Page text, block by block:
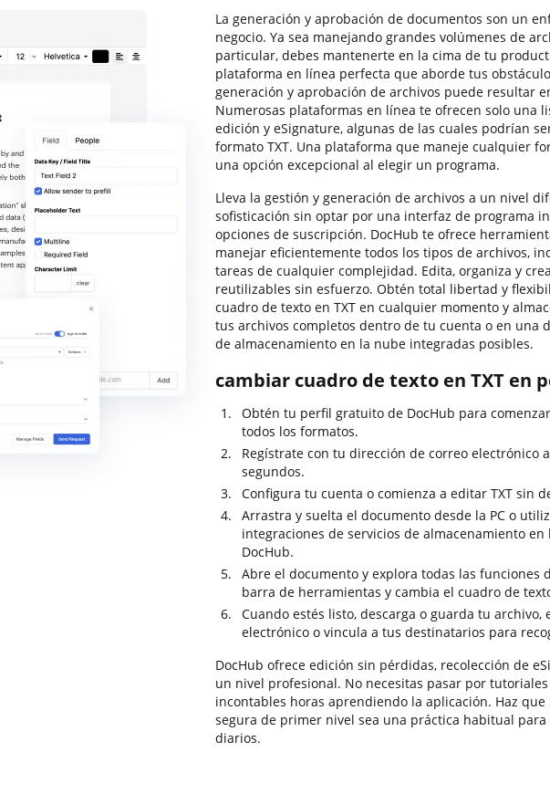
La generación y aprobación de documentos son un
negocio. Ya sea manejando grandes volúmenes de
particular, debes mantenerte en la cima de tu
plataforma en línea perfecta que aborde tus
generación y aprobación de archivos puede resultar
Numerosas plataformas en línea te ofrecen solo una
edición y eSignature, algunas de las cuales podrían
formato TXT. Una plataforma que maneje cualquier
una opción excepcional al elegir un programa.
Lleva la gestión y generación de archivos a un nivel
sofisticación sin optar por una interfaz de programa
opciones de suscripción. DocHub te ofrece
manejar eficientemente todos los tipos de archivos,
tareas de cualquier complejidad. Edita, organiza y
reutilizables sin esfuerzo. Obtén total libertad y
cuadro de texto en TXT en cualquier momento y
tus archivos completos dentro de tu cuenta o en una
de almacenamiento en la nube integradas posibles.
cambiar cuadro de texto en TXT en
Obtén tu perfil gratuito de DocHub para
todos los formatos.
Regístrate con tu dirección de correo electrónico
segundos.
Configura tu cuenta o comienza a editar TXT sin
Arrastra y suelta el documento desde la PC o
integraciones de servicios de almacenamiento
DocHub.
Abre el documento y explora todas las funciones
barra de herramientas y cambia el cuadro de
Cuando estés listo, descarga o guarda tu archivo,
electrónico o vincula a tus destinatarios para
DocHub ofrece edición sin pérdidas, recolección de
un nivel profesional. No necesitas pasar por
incontables horas aprendiendo la aplicación. Haz
segura de primer nivel sea una práctica habitual
diarios.